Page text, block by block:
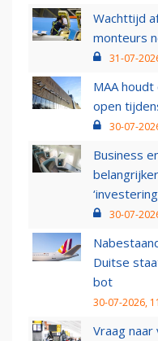
Wachttijd
monteurs
31-07-
MAA
open
30-07-
Business
30-07-
Duitse
bot
30-07-2026,
Vraag